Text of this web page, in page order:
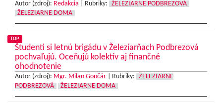
Autor (zdroj): Redakcia Rubriky:
ŽELEZIARNE PODBREZOVÁ
ŽELEZIARNE DOMA
TOP
Študenti si letnú brigádu v Železiarňach Podbrezová
pochvaľujú. Oceňujú kolektív aj finančné
ohodnotenie
Autor (zdroj): Mgr. Milan Gončár Rubriky:
ŽELEZIARNE
PODBREZOVÁ
ŽELEZIARNE DOMA